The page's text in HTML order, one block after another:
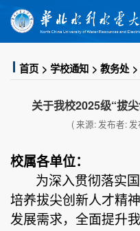
首页 学校通知 教务处
关于我校2025级“拔
( 来源: 发布者:
校属各单位：
为深入贯彻落实
培养拔尖创新人才精
发展需求，全面提升